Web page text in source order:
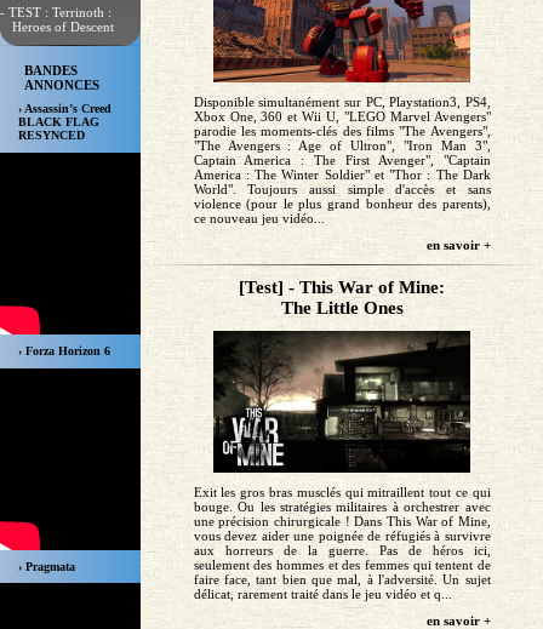
- TEST : Terrinoth :
Heroes of Descent
BANDES
ANNONCES
› Assassin’s Creed
BLACK FLAG
RESYNCED
› Forza Horizon 6
› Pragmata
Disponible simultanément sur PC, Playstation3, PS4,
Xbox One, 360 et Wii U, "LEGO Marvel Avengers"
parodie les moments-clés des films "The Avengers",
"The Avengers : Age of Ultron", "Iron Man 3",
Captain America : The First Avenger", "Captain
America : The Winter Soldier" et "Thor : The Dark
World". Toujours aussi simple d'accès et sans
violence (pour le plus grand bonheur des parents),
ce nouveau jeu vidéo...
en savoir +
[Test] - This War of Mine:
The Little Ones
Exit les gros bras musclés qui mitraillent tout ce qui
bouge. Ou les stratégies militaires à orchestrer avec
une précision chirurgicale ! Dans This War of Mine,
vous devez aider une poignée de réfugiés à survivre
aux horreurs de la guerre. Pas de héros ici,
seulement des hommes et des femmes qui tentent de
faire face, tant bien que mal, à l'adversité. Un sujet
délicat, rarement traité dans le jeu vidéo et q...
en savoir +